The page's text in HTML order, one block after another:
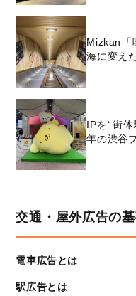
Mizkan「
海に変え
IPを“街
年の渋谷
交通・屋外広告の
電車広告とは
駅広告とは